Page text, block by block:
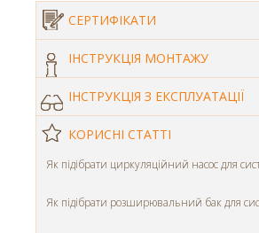
СЕРТИФІКАТИ
ІНСТРУКЦІЯ МОНТАЖУ
ІНСТРУКЦІЯ З ЕКСПЛУАТАЦІЇ
КОРИСНІ СТАТТІ
Як підібрати циркуляційний насос для
Як підібрати розширювальний бак для